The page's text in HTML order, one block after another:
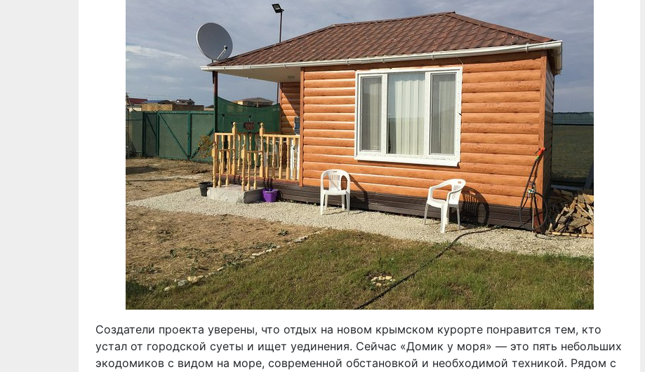
Создатели проекта уверены, что отдых на новом крымском курорте понравится тем, кто
устал от городской суеты и ищет уединения. Сейчас «Домик у моря» — это пять небольших
экодомиков с видом на море, современной обстановкой и необходимой техникой. Рядом с